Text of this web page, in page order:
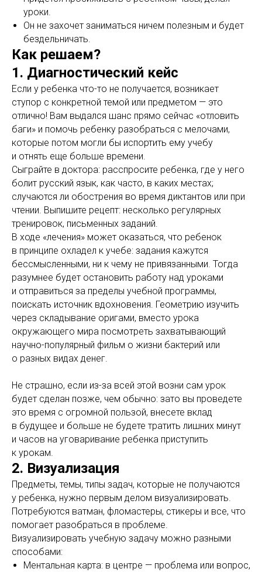
уроки.
Он не захочет заниматься ничем полезным и будет
бездельничать.
Как решаем?
1. Диагностический кейс
Если у ребенка что-то не получается, возникает
ступор с конкретной темой или предметом — это
отлично! Вам выдался шанс прямо сейчас «отловить
баги» и помочь ребенку разобраться с мелочами,
которые потом могли бы испортить ему учебу
и отнять еще больше времени.
Сыграйте в доктора: расспросите ребенка, где у него
болит русский язык, как часто, в каких местах;
случаются ли обострения во время диктантов или при
чтении. Выпишите рецепт: несколько регулярных
тренировок, письменных заданий.
В ходе «лечения» может оказаться, что ребенок
в принципе охладел к учебе: задания кажутся
бессмысленными, ни к чему не привязанными. Тогда
разумнее будет остановить работу над уроками
и отправиться за пределы учебной программы,
поискать источник вдохновения. Геометрию изучить
через складывание оригами, вместо урока
окружающего мира посмотреть захватывающий
научно-популярный фильм о жизни бактерий или
о разных видах денег.
Не страшно, если из-за всей этой возни сам урок
будет сделан позже, чем обычно: зато вы проведете
это время с огромной пользой, внесете вклад
в будущее и больше не будете тратить лишних минут
и часов на уговаривание ребенка приступить
к урокам.
2. Визуализация
Предметы, темы, типы задач, которые не получаются
у ребенка, нужно первым делом визуализировать.
Потребуются ватман, фломастеры, стикеры и все, что
помогает разобраться в проблеме.
Визуализировать учебную задачу можно разными
способами:
Ментальная карта: в центре — проблема или вопрос,